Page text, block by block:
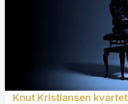
Knut Kristiansen